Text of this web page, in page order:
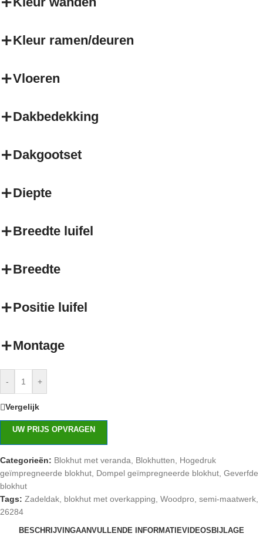
Kleur ramen/deuren
Vloeren
Dakbedekking
Dakgootset
Diepte
Breedte luifel
Breedte
Positie luifel
Montage
- +
Vergelijk
UW PRIJS OPVRAGEN
Categorieën: Blokhut met veranda Blokhutten
Hogedruk
geïmpregneerde blokhut Dompel geïmpregneerde blokhut Geverfde
blokhut
Tags: Zadeldak blokhut met overkapping Woodpro semi-maatwerk
26284
BESCHRIJVINGAANVULLENDE INFORMATIEVIDEOS BIJLAGE